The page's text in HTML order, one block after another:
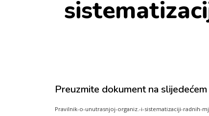
Preuzmite dokument na
Pravilnik-o-unutrasnjoj-organiz.-i-sistematizaciji-radnih-